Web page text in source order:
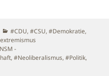
Kategorien
#CDU,#CSU,#Demokratie,
-
,#Neoliberalismus,#Politik,